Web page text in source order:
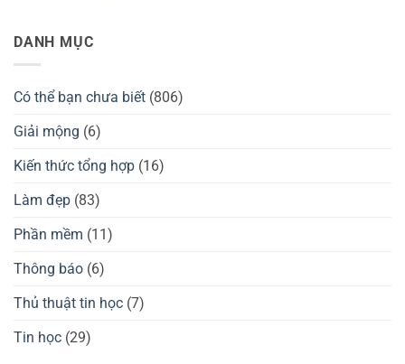
tốt
không?
chuột
Darmoshark
cầm
GuliKit
Đánh
KingKong
3
tốt
luận
của
Đánh
gaming
OGM
Pro,
DANH MỤC
Có thể bạn chưa biết (806)
Giải mộng (6)
Kiến thức tổng hợp (16)
Làm đẹp (83)
Phần mềm (11)
Thông báo (6)
Thủ thuật tin học (7)
Tin học (29)